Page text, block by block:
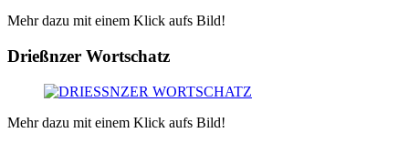
Mehr dazu mit einem Klick aufs Bild!
Drießnzer Wortschatz
Mehr dazu mit einem Klick aufs Bild!